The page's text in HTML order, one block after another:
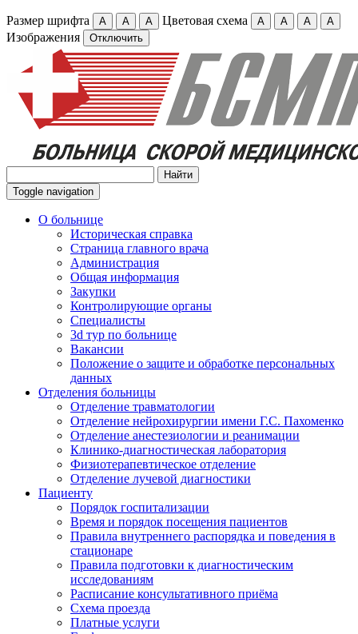
Размер шрифта А А А Цветовая схема А А А А
Изображения Отключить
Toggle navigation
О больнице
Историческая справка
Страница главного врача
Администрация
Общая информация
Закупки
Контролирующие органы
Специалисты
3d тур по больнице
Вакансии
Положение о защите и обработке персональных
данных
Отделения больницы
Отделение травматологии
Отделение нейрохирургии имени Г.С. Пахоменко
Отделение анестезиологии и реанимации
Клинико-диагностическая лаборатория
Физиотерапевтическое отделение
Отделение лучевой диагностики
Пациенту
Порядок госпитализации
Время и порядок посещения пациентов
Правила внутреннего распорядка и поведения в
стационаре
Правила подготовки к диагностическим
исследованиям
Расписание консультативного приёма
Схема проезда
Платные услуги